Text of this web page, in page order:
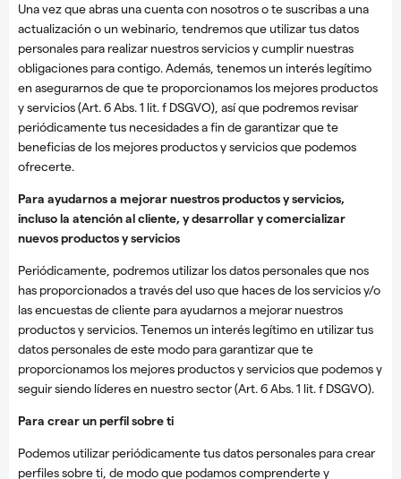
Una vez que abras una cuenta con nosotros o te suscribas a una
actualización o un webinario, tendremos que utilizar tus datos
personales para realizar nuestros servicios y cumplir nuestras
obligaciones para contigo. Además, tenemos un interés legítimo
en asegurarnos de que te proporcionamos los mejores productos
y servicios (Art. 6 Abs. 1 lit. f DSGVO), así que podremos revisar
periódicamente tus necesidades a fin de garantizar que te
beneficias de los mejores productos y servicios que podemos
ofrecerte.
Para ayudarnos a mejorar nuestros productos y servicios,
incluso la atención al cliente, y desarrollar y comercializar
nuevos productos y servicios
Periódicamente, podremos utilizar los datos personales que nos
has proporcionados a través del uso que haces de los servicios y/o
las encuestas de cliente para ayudarnos a mejorar nuestros
productos y servicios. Tenemos un interés legítimo en utilizar tus
datos personales de este modo para garantizar que te
proporcionamos los mejores productos y servicios que podemos y
seguir siendo líderes en nuestro sector (Art. 6 Abs. 1 lit. f DSGVO).
Para crear un perfil sobre ti
Podemos utilizar periódicamente tus datos personales para crear
perfiles sobre ti, de modo que podamos comprenderte y